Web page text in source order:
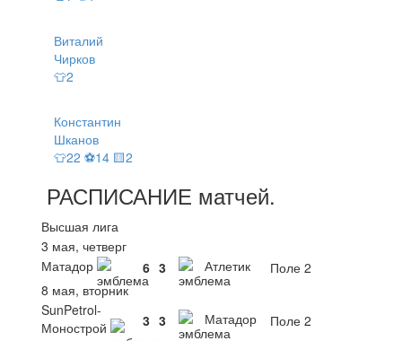
Виталий
Чирков
👕2
Константин
Шканов
👕22 ⚽14 🟨2
РАСПИСАНИЕ матчей.
Высшая лига
3 мая, четверг
Матадор
6 3 Атлетик
Поле 2
8 мая, вторник
SunPetrol-
Монострой
3 3 Матадор
Поле 2